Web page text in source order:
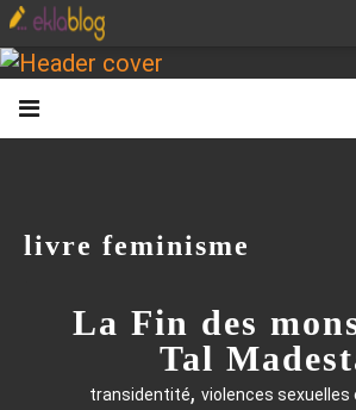
livre feminisme
La Fin des
Tal
transidentité, violences